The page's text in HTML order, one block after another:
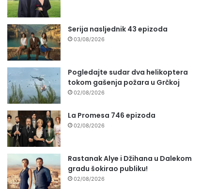
Serija nasljednik 43 epizoda
03/08/2026
Pogledajte sudar dva helikoptera
tokom gašenja požara u Grčkoj
02/08/2026
La Promesa 746 epizoda
02/08/2026
Rastanak Alye i Džihana u Dalekom
gradu šokirao publiku!
02/08/2026